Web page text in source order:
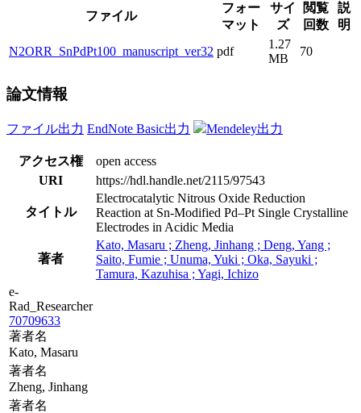
ファイル
フォー
マット
サイ
ズ
閲覧
回数
説
明
N2ORR_SnPdPt100_manuscript_ver32 pdf
1.27
MB
70
論文情報
ファイル出力 EndNote Basic出力 Mendeley出力
アクセス権
open access
URI
https://hdl.handle.net/2115/97543
タイトル
Electrocatalytic Nitrous Oxide Reduction
Reaction at Sn-Modified Pd–Pt Single Crystalline
Electrodes in Acidic Media
著者
Kato, Masaru ; Zheng, Jinhang ; Deng, Yang ;
Saito, Fumie ; Unuma, Yuki ; Oka, Sayuki ;
Tamura, Kazuhisa ; Yagi, Ichizo
e-
Rad_Researcher
70709633
著者名
Kato, Masaru
著者名
Zheng, Jinhang
著者名